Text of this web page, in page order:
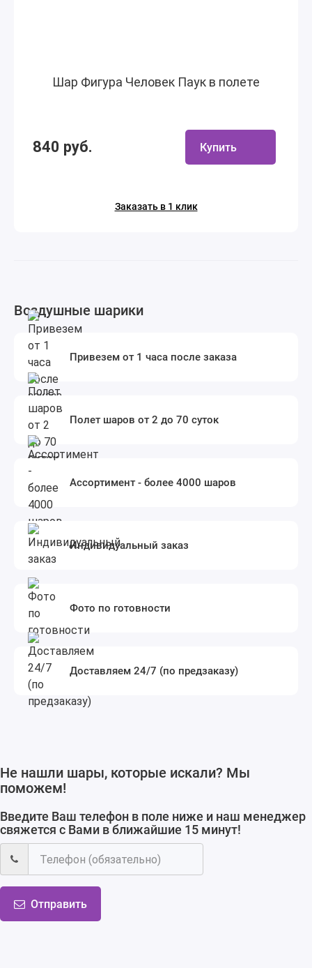
Шар Фигура Человек Паук в полете
840 руб. Купить
Заказать в 1 клик
Воздушные шарики
Привезем от 1 часа после заказа
Полет шаров от 2 до 70 суток
Ассортимент - более 4000 шаров
Индивидуальный заказ
Фото по готовности
Доставляем 24/7 (по предзаказу)
Не нашли шары, которые искали? Мы
поможем!
Введите Ваш телефон в поле ниже и наш менеджер
свяжется с Вами в ближайшие 15 минут!
Отправить